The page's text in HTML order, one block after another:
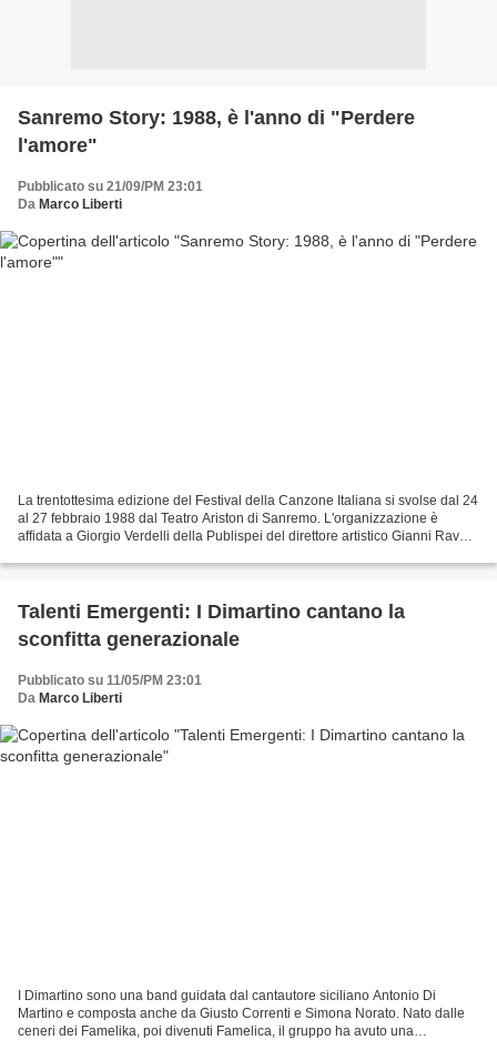
Sanremo Story: 1988, è l'anno di "Perdere
l'amore"
Pubblicato su 21/09/PM 23:01
Da Marco Liberti
La trentottesima edizione del Festival della Canzone Italiana si svolse dal 24
al 27 febbraio 1988 dal Teatro Ariston di Sanremo. L'organizzazione è
affidata a Giorgio Verdelli della Publispei del direttore artistico Gianni Ravera
Talenti Emergenti: I Dimartino cantano la
sconfitta generazionale
Pubblicato su 11/05/PM 23:01
Da Marco Liberti
I Dimartino sono una band guidata dal cantautore siciliano Antonio Di
Martino e composta anche da Giusto Correnti e Simona Norato. Nato dalle
ceneri dei Famelika, poi divenuti Famelica, il gruppo ha avuto una